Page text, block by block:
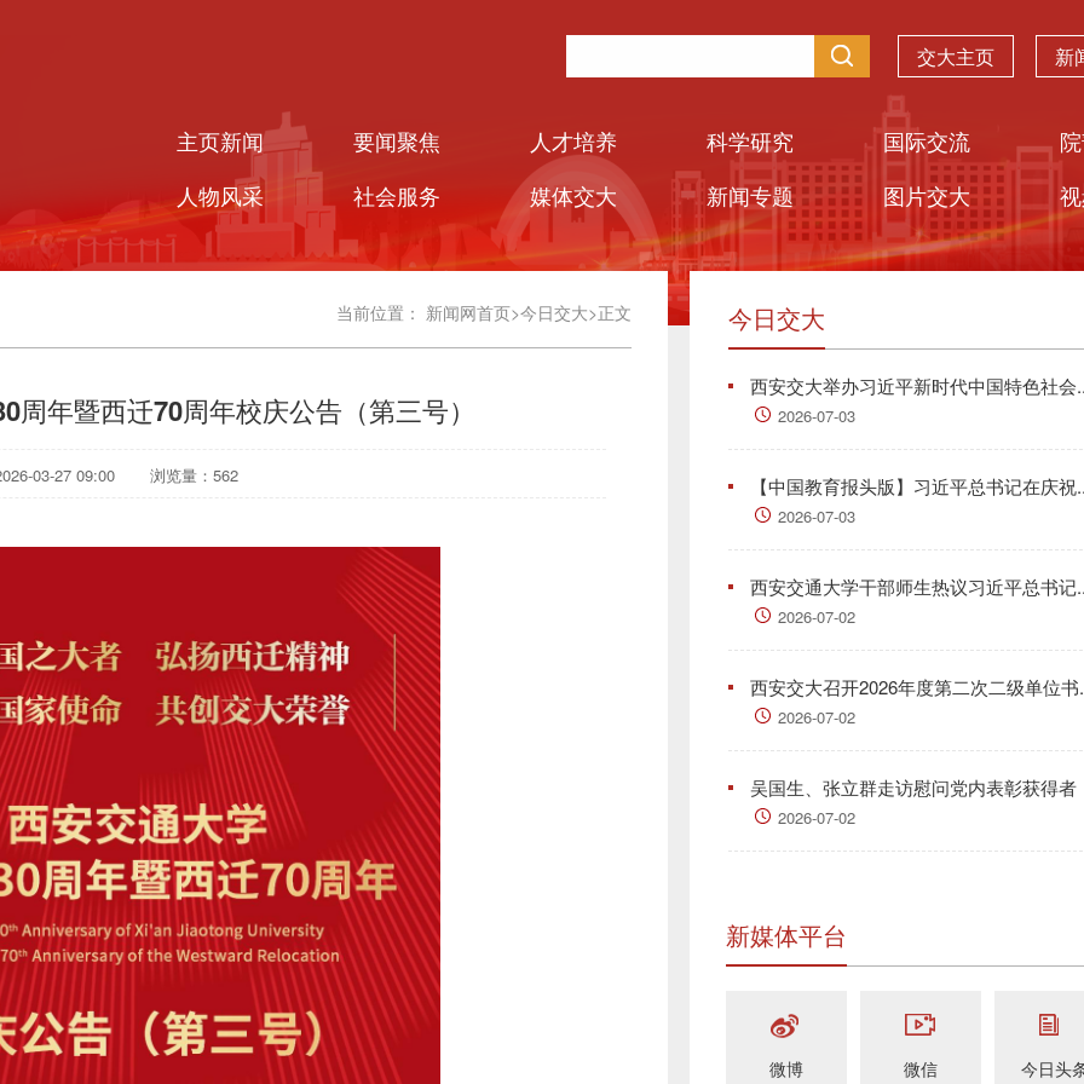
交大主页 新
主页新闻 要闻聚焦 人才培养 科学研究 国际交流
人物风采
社会服务 媒体交大 新闻专题 图片交大
当前位置： 新闻网首页>今日交大>正文
周年暨西迁70周年校庆公告（第三号）
03-27 09:00 浏览量： 562
今日交大
西安交大举办习近平新时代中国特色社会
2026-07-03
【中国教育报头版】习近平总书记在庆祝
2026-07-03
西安交通大学干部师生热议习近平总书记
2026-07-02
西安交大召开2026年度第二次二级单位书
2026-07-02
吴国生、张立群走访慰问党内表彰获得者
2026-07-02
新媒体平台
微博 微信 今日头